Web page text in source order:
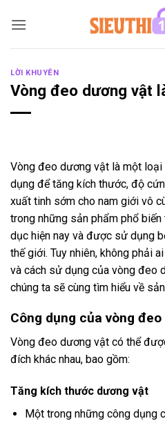
qua
LỜI KHUYÊN
Vòng đeo dương vật
Vòng đeo dương vật là một
dụng để tăng kích thước, độ
xuất tinh sớm cho nam giới vô
trong những sản phẩm phổ
dục hiện nay và được sử dụng
thế giới. Tuy nhiên, không phải
và cách sử dụng của vòng đeo
chúng ta sẽ cùng tìm hiểu về
Công dụng của vòng
Vòng đeo dương vật có thể
đích khác nhau, bao gồm:
Tăng kích thước dương vật
Một trong những công dụng